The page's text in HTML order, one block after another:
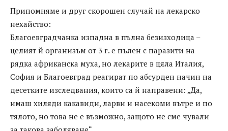
Припомняме и друг скорошен случай на лекарско
нехайство:
Благоевградчанка изпадна в пълна безизходица –
целият й организъм от 3 г. е пълен с паразити на
рядка африканска муха, но лекарите в цяла Италия,
София и Благоевград реагират по абсурден начин на
десетките изследвания, които са й направени: „Да,
имаш хиляди какавиди, ларви и насекоми вътре и по
тялото, но това не е възможно, защото не сме чували